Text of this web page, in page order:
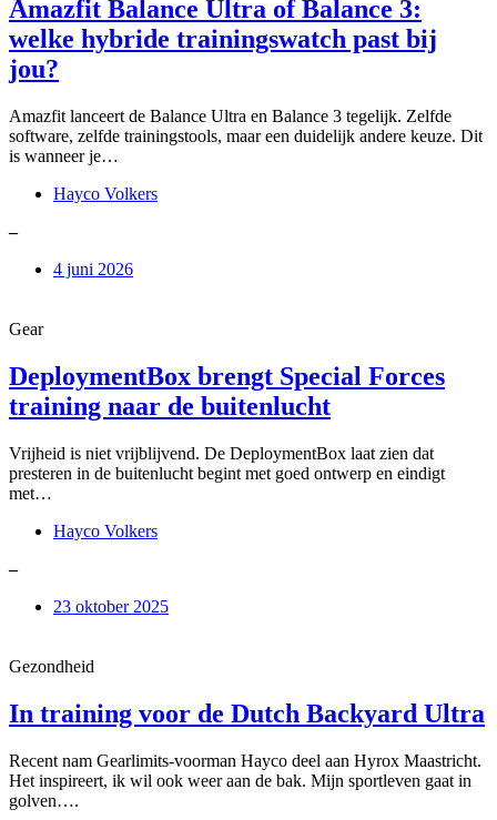
Amazfit Balance Ultra of Balance 3:
welke hybride trainingswatch past bij
jou?
Amazfit lanceert de Balance Ultra en Balance 3 tegelijk. Zelfde
software, zelfde trainingstools, maar een duidelijk andere keuze. Dit
is wanneer je…
Hayco Volkers
–
4 juni 2026
Gear
DeploymentBox brengt Special Forces
training naar de buitenlucht
Vrijheid is niet vrijblijvend. De DeploymentBox laat zien dat
presteren in de buitenlucht begint met goed ontwerp en eindigt
met…
Hayco Volkers
–
23 oktober 2025
Gezondheid
In training voor de Dutch Backyard Ultra
Recent nam Gearlimits-voorman Hayco deel aan Hyrox Maastricht.
Het inspireert, ik wil ook weer aan de bak. Mijn sportleven gaat in
golven….